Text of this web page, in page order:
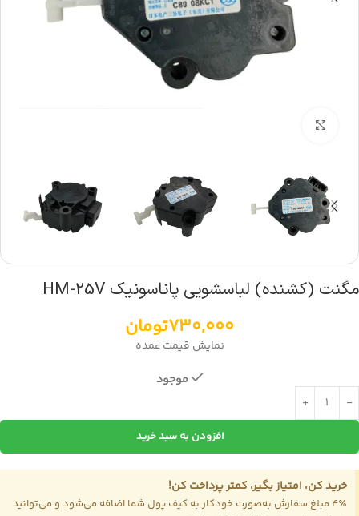
مگنت (کشنده) لباسشویی پاناسونیک HM-25V
730,000تومان
نمایش قیمت عمده
موجود
افزودن به سبد خرید
خرید کن، امتیاز بگیر، کمتر پرداخت کن!
4٪ مبلغ سفارش به‌صورت خودکار به کیف پول شما اضافه می‌شود و می‌توانید